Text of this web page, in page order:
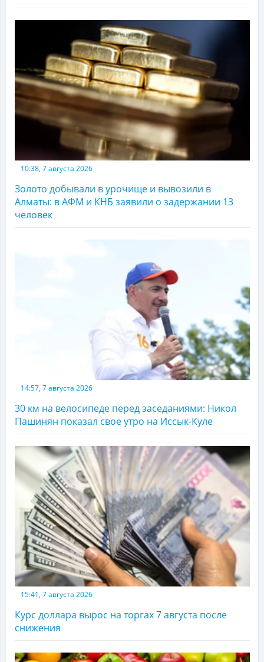
10:38, 7 августа 2026
Золото добывали в урочище и вывозили в
Алматы: в АФМ и КНБ заявили о задержании 13
человек
14:57, 7 августа 2026
30 км на велосипеде перед заседаниями: Никол
Пашинян показал свое утро на Иссык-Куле
15:41, 7 августа 2026
Курс доллара вырос на торгах 7 августа после
снижения